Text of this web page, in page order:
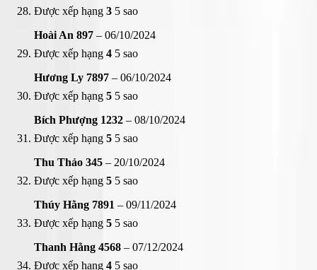
Được xếp hạng 3 5 sao
Hoài An 897 – 06/10/2024
Được xếp hạng 4 5 sao
Hương Ly 7897 – 06/10/2024
Được xếp hạng 5 5 sao
Bích Phượng 1232 – 08/10/2024
Được xếp hạng 5 5 sao
Thu Thảo 345 – 20/10/2024
Được xếp hạng 5 5 sao
Thúy Hằng 7891 – 09/11/2024
Được xếp hạng 5 5 sao
Thanh Hằng 4568 – 07/12/2024
Được xếp hạng 4 5 sao